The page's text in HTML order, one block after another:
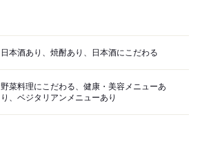
日本酒あり、焼酎あり、日本酒にこだわる
野菜料理にこだわる、健康・美容メニューあ
り、ベジタリアンメニューあり